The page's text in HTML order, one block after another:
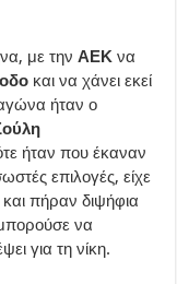
με τηνΑΕΚ να
και να χάνει εκεί
ήταν ο
ήταν που έκαναν
επιλογές, είχε
και πήραν διψήφια
να
για τη νίκη.